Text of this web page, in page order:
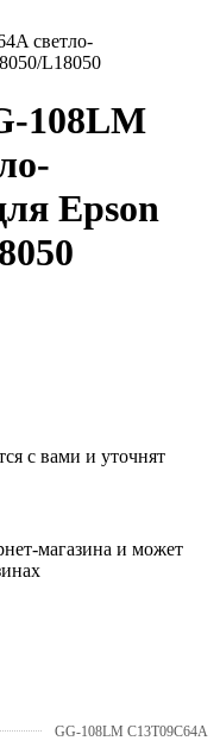
светло-
L18050
108LM
Epson
с вами и уточнят
магазина и может
GG-108LM C13T09C64A